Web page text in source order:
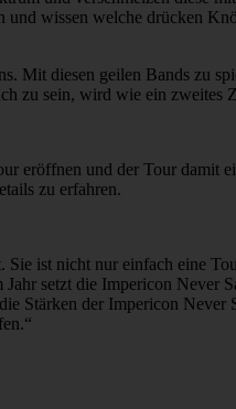
wissen welche drücken
diesen geilen Bands zu
zu sein, wird wie ein zweites
und der Tour damit
zu erfahren.
ist nicht nur einfach eine
setzt die Impericon
Stärken der Impericon